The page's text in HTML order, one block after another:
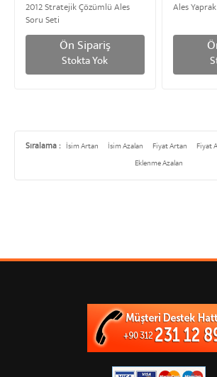
2012 Stratejik Çözümlü Ales
Soru Seti
Ön Sipariş
Stokta Yok
Ales
Sıralama : İsim Artan İsim Azalan Fiyat Artan Fiyat
Eklenme Azalan